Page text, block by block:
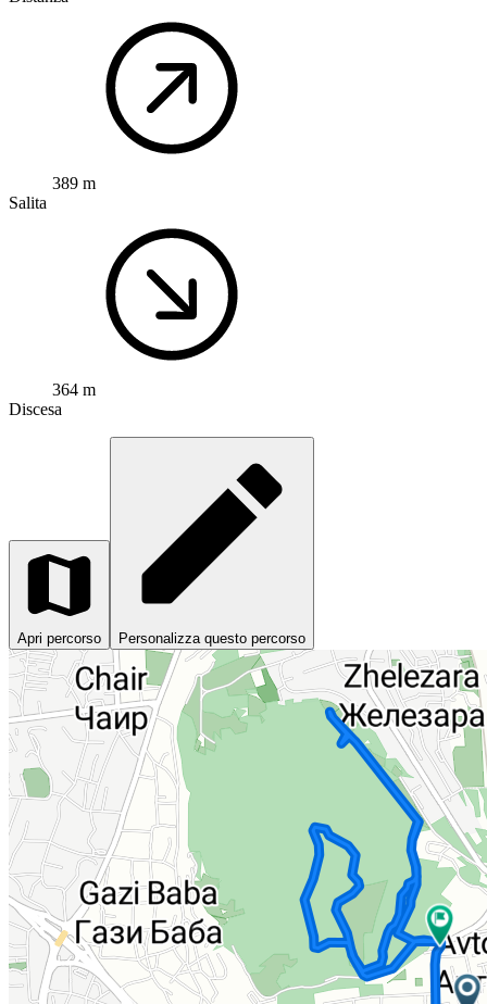
389 m
Salita
364 m
Discesa
Apri percorso Personalizza questo percorso